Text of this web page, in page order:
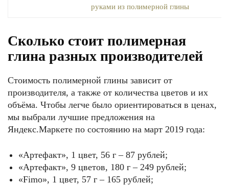
Сколько стоит полимерная
глина разных производителей
Стоимость полимерной глины зависит от
производителя, а также от количества цветов и их
объёма. Чтобы легче было ориентироваться в ценах,
мы выбрали лучшие предложения на
Яндекс.Маркете по состоянию на март 2019 года:
«Артефакт», 1 цвет, 56 г – 87 рублей;
«Артефакт», 9 цветов, 180 г – 249 рублей;
«Fimo», 1 цвет, 57 г – 165 рублей;